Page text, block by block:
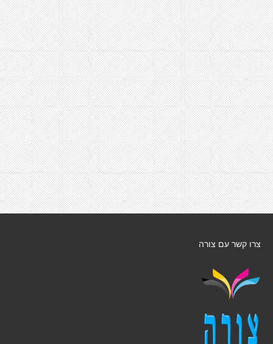
צרו קשר עם צורה